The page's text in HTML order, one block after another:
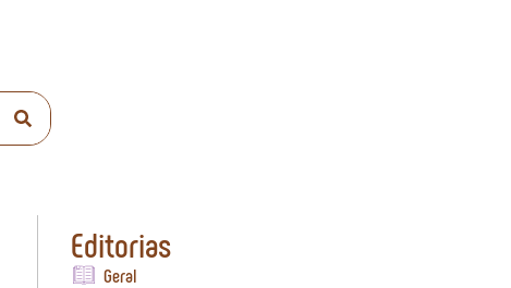
Editorias
Geral